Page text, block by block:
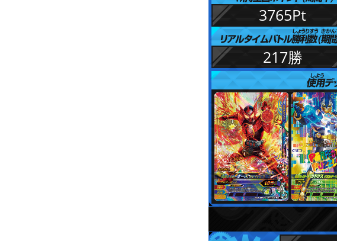
3765Pt
217勝